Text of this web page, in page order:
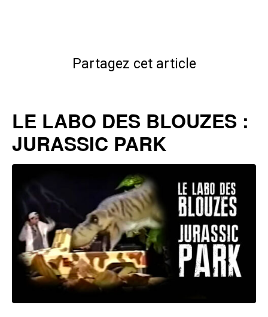
Partagez cet article
LE LABO DES BLOUZES :
JURASSIC PARK